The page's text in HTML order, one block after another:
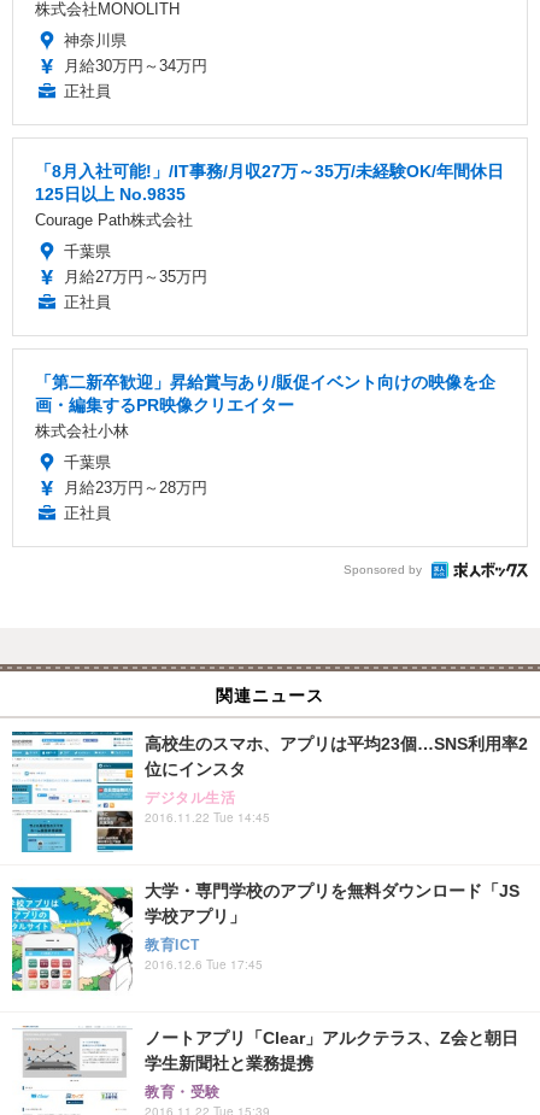
株式会社MONOLITH
神奈川県
月給30万円～34万円
正社員
「8月入社可能!」/IT事務/月収27万～35万/未経験OK/年間休日
125日以上 No.9835
Courage Path株式会社
千葉県
月給27万円～35万円
正社員
「第二新卒歓迎」昇給賞与あり/販促イベント向けの映像を企
画・編集するPR映像クリエイター
株式会社小林
千葉県
月給23万円～28万円
正社員
Sponsored by
関連ニュース
高校生のスマホ、アプリは平均23個…SNS利用率2
位にインスタ
デジタル生活
2016.11.22 Tue 14:45
大学・専門学校のアプリを無料ダウンロード「JS
学校アプリ」
教育ICT
2016.12.6 Tue 17:45
ノートアプリ「Clear」アルクテラス、Z会と朝日
学生新聞社と業務提携
教育・受験
2016.11.22 Tue 15:39